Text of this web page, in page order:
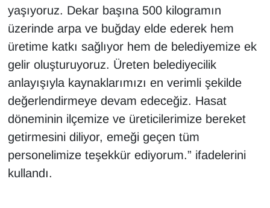
yaşıyoruz. Dekar başına 500 kilogramın
üzerinde arpa ve buğday elde ederek hem
üretime katkı sağlıyor hem de belediyemize ek
gelir oluşturuyoruz. Üreten belediyecilik
anlayışıyla kaynaklarımızı en verimli şekilde
değerlendirmeye devam edeceğiz. Hasat
döneminin ilçemize ve üreticilerimize bereket
getirmesini diliyor, emeği geçen tüm
personelimize teşekkür ediyorum.” ifadelerini
kullandı.